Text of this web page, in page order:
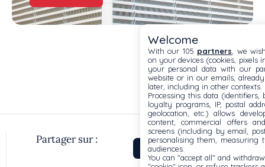
Partager sur :
Welcome
With our 105 partners , we
on your devices (cookies, pixels
your personal data with our
website or in our emails,
later, including in other contexts.
Processing this data (identifiers,
loyalty programs, IP, postal
geolocation, etc.) allows
content, commercial offers
screens (including by email,
personalising them, measuring
audiences.
You can "accept all" and